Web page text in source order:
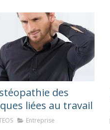
des
liées au travail
Entreprise